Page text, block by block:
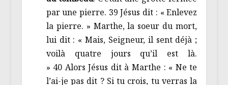
par une pierre. 39 Jésus dit : « Enlevez
la pierre. » Marthe, la soeur du mort,
lui dit : « Mais, Seigneur, il sent déjà ;
voilà quatre jours qu’il est là.
» 40 Alors Jésus dit à Marthe : « Ne te
l’ai-je pas dit ? Si tu crois, tu verras la